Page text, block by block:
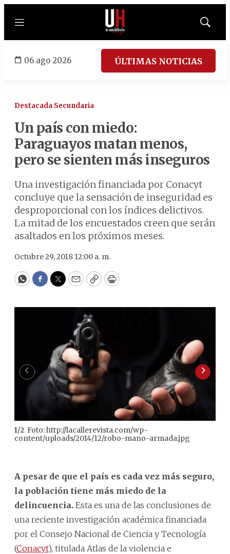
Menú
Mostrar
06 ago 2026 ÚLTIMAS NOTICIAS
Destacada Secundaria
Un país con miedo:
Paraguayos matan menos,
pero se sienten más inseguros
Una investigación financiada por Conacyt
concluye que la sensación de inseguridad es
desproporcional con los índices delictivos.
La mitad de los encuestados creen que serán
asaltados en los próximos meses.
Octubre 29, 2018 12:00 a. m.
WhatsApp
Facebook
Twitter
EmailCopyPrint
1/2 Foto: http://lacallerevista.com/wp-
content/uploads/2014/12/robo-mano-armada.jpg
A pesar de que el país es cada vez más seguro,
la población tiene más miedo de la
delincuencia. Esta es una de las conclusiones de
una reciente investigación académica financiada
por el Consejo Nacional de Ciencia y Tecnología
(Conacyt), titulada Atlas de la violencia e